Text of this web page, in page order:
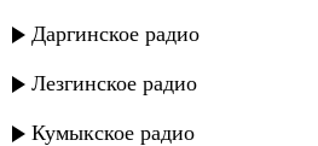
Даргинское радио
Лезгинское радио
Кумыкское радио
Звезды Сергокалы - Track 08